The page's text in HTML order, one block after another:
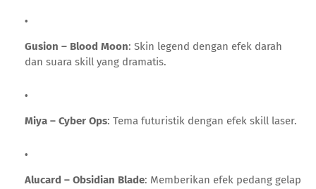
Gusion – Blood Moon: Skin legend dengan efek darah
dan suara skill yang dramatis.
Miya – Cyber Ops: Tema futuristik dengan efek skill laser.
Alucard – Obsidian Blade: Memberikan efek pedang gelap